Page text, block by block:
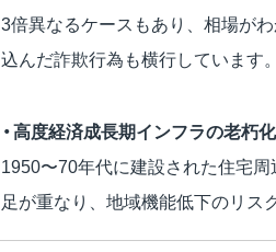
3倍異なるケースもあり、相場が
込んだ詐欺行為も横行しています。
・高度経済成長期インフラの老朽
1950〜70年代に建設された住宅
足が重なり、地域機能低下のリス